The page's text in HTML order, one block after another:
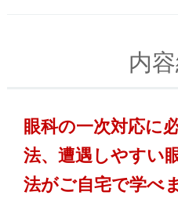
内
眼科の一次対応に
法、遭遇しやすい
法がご自宅で学べ